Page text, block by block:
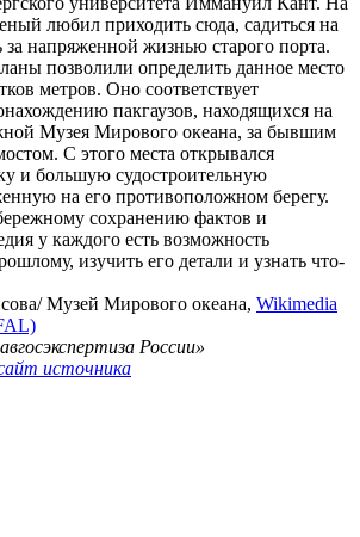
любил приходить сюда, садиться на
напряженной жизнью старого порта.
позволили определить данное место
метров. Оно соответствует
пакгаузов, находящихся на
Музея Мирового океана, за бывшим
С этого места открывался
и большую судостроительную
на его противоположном берегу.
сохранению фактов и
у каждого есть возможность
изучить его детали и узнать что-
Музей Мирового океана, Wikimedia
России»
источника